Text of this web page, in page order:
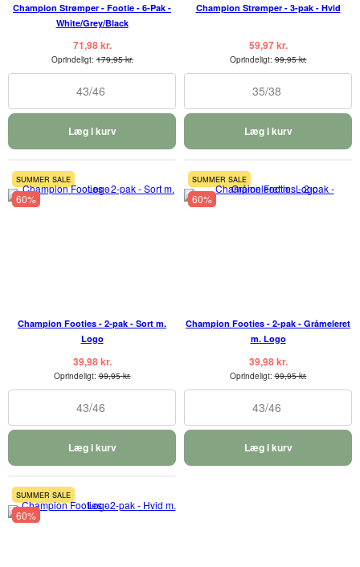
Champion Strømper - Footie - 6-Pak -
White/Grey/Black
71,98 kr.
Oprindeligt:179,95 kr.
43/46
Læg i kurv
Champion Strømper - 3-pak - Hvid
59,97 kr.
Oprindeligt:99,95 kr.
35/38
Læg i kurv
SUMMER SALE
60%
Champion Footies - 2-pak - Sort m.
Logo
39,98 kr.
Oprindeligt:99,95 kr.
43/46
Læg i kurv
SUMMER SALE
60%
Champion Footies - 2-pak - Gråmeleret
m. Logo
39,98 kr.
Oprindeligt:99,95 kr.
43/46
Læg i kurv
SUMMER SALE
60%